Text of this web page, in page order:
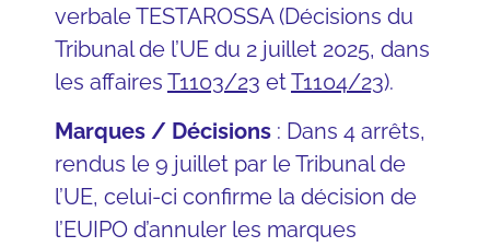
verbale TESTAROSSA (Décisions du
Tribunal de l’UE du 2 juillet 2025, dans
les affaires T1103/23 etT1104/23).
Marques / Décisions : Dans 4 arrêts,
rendus le 9 juillet par le Tribunal de
l’UE, celui-ci confirme la décision de
l’EUIPO d’annuler les marques